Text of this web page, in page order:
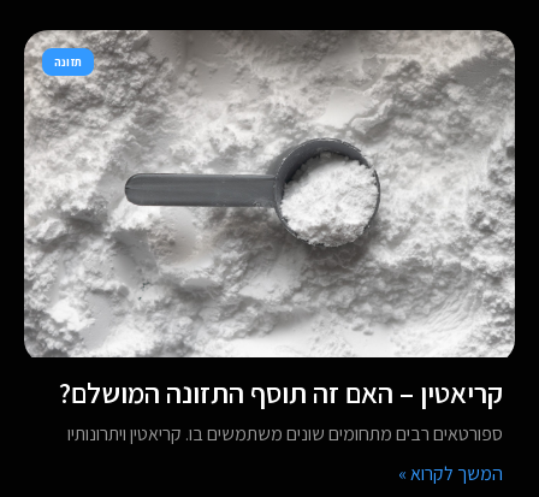
קריאטין – האם זה תוסף התזונה המושלם?
ספורטאים רבים מתחומים שונים משתמשים בו. קריאטין ויתרונותיו
המשך לקרוא »
תזונה